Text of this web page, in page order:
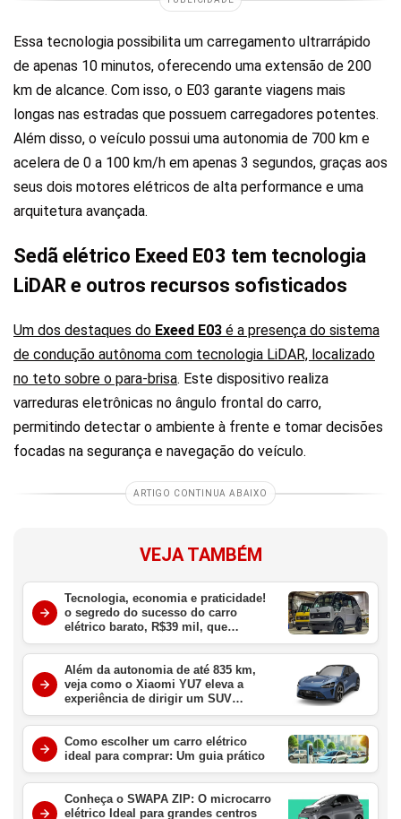
Essa tecnologia possibilita um carregamento ultrarrápido
de apenas 10 minutos, oferecendo uma extensão de 200
km de alcance. Com isso, o E03 garante viagens mais
longas nas estradas que possuem carregadores potentes.
Além disso, o veículo possui uma autonomia de 700 km e
acelera de 0 a 100 km/h em apenas 3 segundos, graças aos
seus dois motores elétricos de alta performance e uma
arquitetura avançada.
Sedã elétrico Exeed E03 tem tecnologia
LiDAR e outros recursos sofisticados
Um dos destaques do Exeed E03 é a presença do sistema
de condução autônoma com tecnologia LiDAR, localizado
no teto sobre o para-brisa. Este dispositivo realiza
varreduras eletrônicas no ângulo frontal do carro,
permitindo detectar o ambiente à frente e tomar decisões
focadas na segurança e navegação do veículo.
ARTIGO CONTINUA ABAIXO
VEJA TAMBÉM
Tecnologia, economia e praticidade!
o segredo do sucesso do carro
elétrico barato, R$39 mil, que
conquistou o Japão
Além da autonomia de até 835 km,
veja como o Xiaomi YU7 eleva a
experiência de dirigir um SUV
elétrico
Como escolher um carro elétrico
ideal para comprar: Um guia prático
Conheça o SWAPA ZIP: O microcarro
elétrico Ideal para grandes centros